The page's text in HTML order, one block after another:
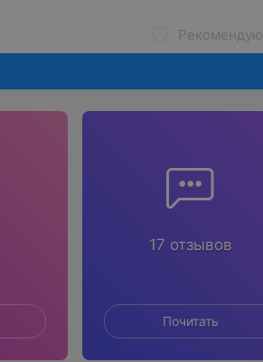
Рекомендую
17 отзывов
Почитать